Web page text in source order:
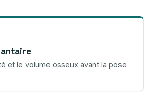
et le volume osseux avant la pose